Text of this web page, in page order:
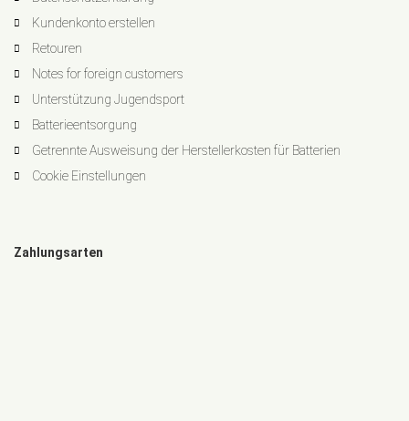
Kundenkonto erstellen
Retouren
Notes for foreign customers
Unterstützung Jugendsport
Batterieentsorgung
Getrennte Ausweisung der Herstellerkosten für Batterien
Cookie Einstellungen
Zahlungsarten